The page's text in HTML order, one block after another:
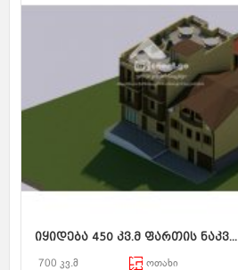
იყიდება 450 კვ.მ ფართის ნაკვ...
700 კვ.მ ოთახი